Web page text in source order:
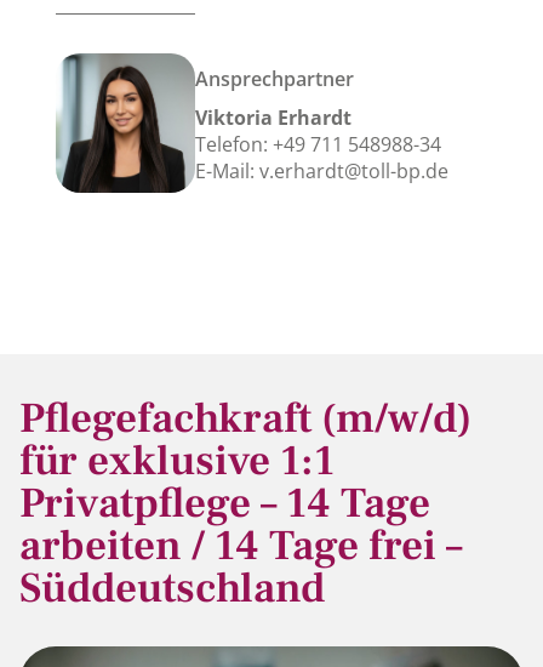
Ansprechpartner
Viktoria Erhardt
Telefon: +49 711 548988-34
E-Mail: v.erhardt@toll-bp.de
Pflegefachkraft (m/w/d)
für exklusive 1:1
Privatpflege – 14 Tage
arbeiten / 14 Tage frei –
Süddeutschland